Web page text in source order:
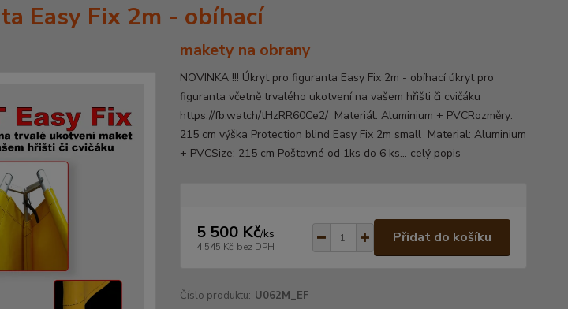
Easy Fix 2m - obíhací
makety na obrany
NOVINKA !!! Úkryt pro figuranta Easy Fix 2m - obíhací úkryt pro
figuranta včetně trvalého ukotvení na vašem hřišti či cvičáku
https://fb.watch/tHzRR60Ce2/ Materiál: Aluminium + PVCRozměry:
215 cm výška Protection blind Easy Fix 2m small Material: Aluminium
+ PVCSize: 215 cm Poštovné od 1ks do 6 ks... celý popis
5 500 Kč/ks
4 545 Kč bez DPH
Přidat do košíku
Číslo produktu: U062M_EF